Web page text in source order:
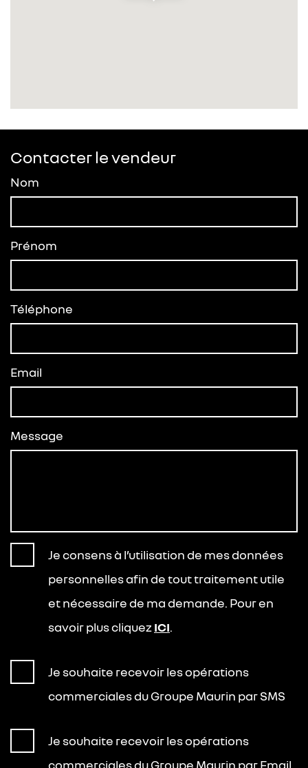
Contacter le vendeur
Nom
Prénom
Téléphone
Email
Message
Je consens à l’utilisation de mes données
personnelles afin de tout traitement utile
et nécessaire de ma demande. Pour en
savoir plus cliquezICI.
Je souhaite recevoir les opérations
commerciales du Groupe Maurin par SMS
Je souhaite recevoir les opérations
commerciales du Groupe Maurin par Email